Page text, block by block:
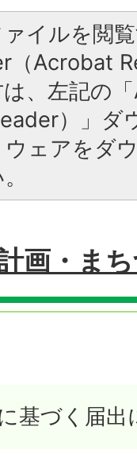
ァイルを閲
（Acrobat
、左記の
）」ダ
ェアをダ
画・ま
基づく届出